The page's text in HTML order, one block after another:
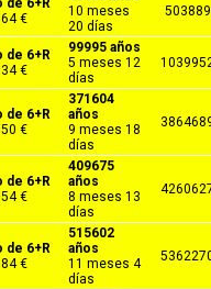
de 6+R
€
10 meses
20 días
de 6+R
€
99995 años
5 meses 12
días
de 6+R
€
371604
años
9 meses 18
días
de 6+R
€
409675
años
8 meses 13
días
de 6+R
€
515602
años
11 meses 4
días